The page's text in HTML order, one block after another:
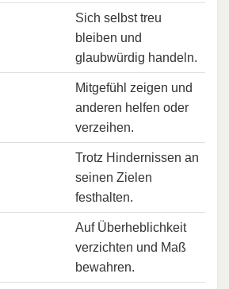
Sich selbst treu
bleiben und
glaubwürdig handeln.
Mitgefühl zeigen und
anderen helfen oder
verzeihen.
Trotz Hindernissen an
seinen Zielen
festhalten.
Auf Überheblichkeit
verzichten und Maß
bewahren.